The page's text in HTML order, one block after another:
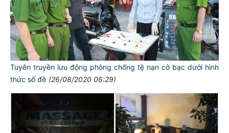
Tuyên truyền lưu động phòng chống tệ nạn cờ bạc dưới hình
thức số đề (26/08/2020 06:29)